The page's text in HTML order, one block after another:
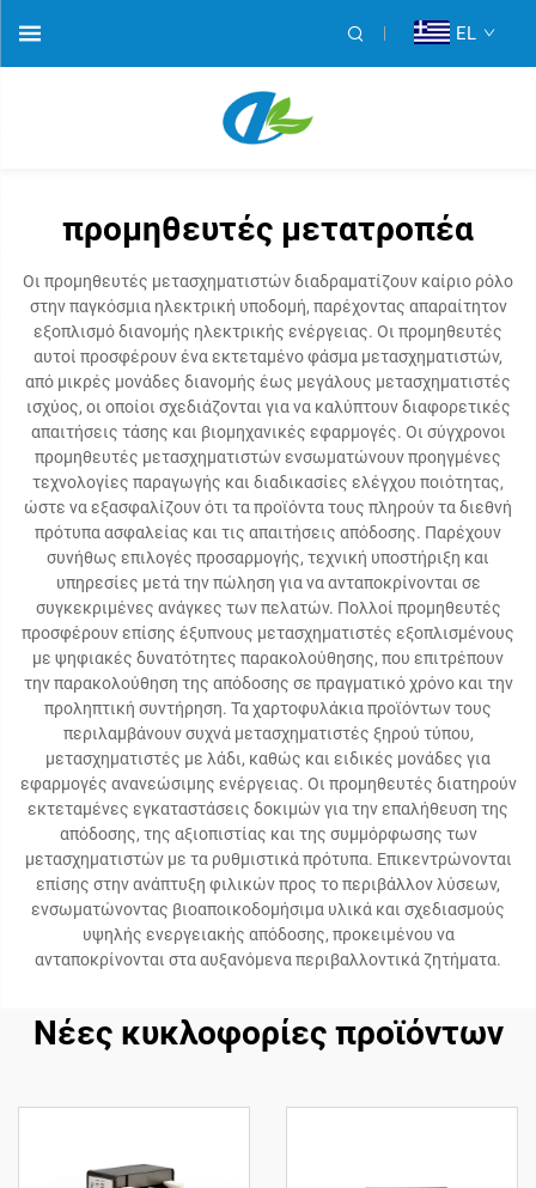
EL
προμηθευτές μετατροπέα
Οι προμηθευτές μετασχηματιστών διαδραματίζουν καίριο ρόλο
στην παγκόσμια ηλεκτρική υποδομή, παρέχοντας απαραίτητον
εξοπλισμό διανομής ηλεκτρικής ενέργειας. Οι προμηθευτές
αυτοί προσφέρουν ένα εκτεταμένο φάσμα μετασχηματιστών,
από μικρές μονάδες διανομής έως μεγάλους μετασχηματιστές
ισχύος, οι οποίοι σχεδιάζονται για να καλύπτουν διαφορετικές
απαιτήσεις τάσης και βιομηχανικές εφαρμογές. Οι σύγχρονοι
προμηθευτές μετασχηματιστών ενσωματώνουν προηγμένες
τεχνολογίες παραγωγής και διαδικασίες ελέγχου ποιότητας,
ώστε να εξασφαλίζουν ότι τα προϊόντα τους πληρούν τα διεθνή
πρότυπα ασφαλείας και τις απαιτήσεις απόδοσης. Παρέχουν
συνήθως επιλογές προσαρμογής, τεχνική υποστήριξη και
υπηρεσίες μετά την πώληση για να ανταποκρίνονται σε
συγκεκριμένες ανάγκες των πελατών. Πολλοί προμηθευτές
προσφέρουν επίσης έξυπνους μετασχηματιστές εξοπλισμένους
με ψηφιακές δυνατότητες παρακολούθησης, που επιτρέπουν
την παρακολούθηση της απόδοσης σε πραγματικό χρόνο και την
προληπτική συντήρηση. Τα χαρτοφυλάκια προϊόντων τους
περιλαμβάνουν συχνά μετασχηματιστές ξηρού τύπου,
μετασχηματιστές με λάδι, καθώς και ειδικές μονάδες για
εφαρμογές ανανεώσιμης ενέργειας. Οι προμηθευτές διατηρούν
εκτεταμένες εγκαταστάσεις δοκιμών για την επαλήθευση της
απόδοσης, της αξιοπιστίας και της συμμόρφωσης των
μετασχηματιστών με τα ρυθμιστικά πρότυπα. Επικεντρώνονται
επίσης στην ανάπτυξη φιλικών προς το περιβάλλον λύσεων,
ενσωματώνοντας βιοαποικοδομήσιμα υλικά και σχεδιασμούς
υψηλής ενεργειακής απόδοσης, προκειμένου να
ανταποκρίνονται στα αυξανόμενα περιβαλλοντικά ζητήματα.
Νέες κυκλοφορίες προϊόντων